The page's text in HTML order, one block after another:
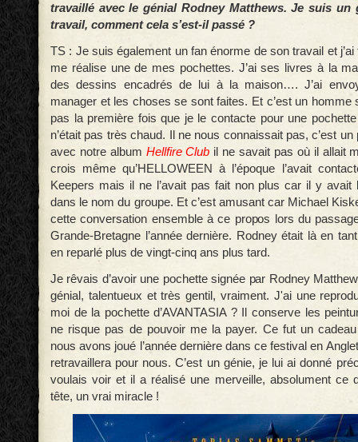
travaillé avec le génial Rodney Matthews. Je suis un
travail, comment cela s’est-il passé ?
TS : Je suis également un fan énorme de son travail et j’ai
me réalise une de mes pochettes. J’ai ses livres à la
des dessins encadrés de lui à la maison…. J’ai
manager et les choses se sont faites. Et c’est un homme
pas la première fois que je le contacte pour une
n’était pas très chaud. Il ne nous connaissait pas, c’est
avec notre album Hellfire Club il ne savait pas où il allait
crois même qu’HELLOWEEN à l’époque l’avait
Keepers mais il ne l’avait pas fait non plus car il y avait
dans le nom du groupe. Et c’est amusant car Michael
cette conversation ensemble à ce propos lors du
Grande-Bretagne l’année dernière. Rodney était là en
en reparlé plus de vingt-cinq ans plus tard.
Je rêvais d’avoir une pochette signée par Rodney
génial, talentueux et très gentil, vraiment. J'ai une
moi de la pochette d’AVANTASIA ? Il conserve les
ne risque pas de pouvoir me la payer. Ce fut un
nous avons joué l’année dernière dans ce festival en
retravaillera pour nous. C’est un génie, je lui ai donné
voulais voir et il a réalisé une merveille, absolument ce
tête, un vrai miracle !